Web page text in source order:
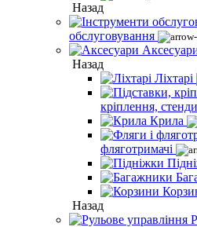
Назад
обслуговування
Назад
Ліхтарі
кріплення, стенди
Крила
фляготримачі
Назад